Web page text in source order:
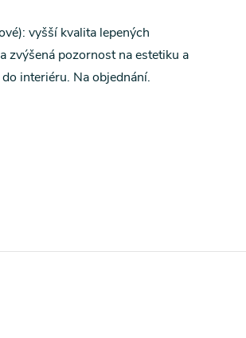
vyšší kvalita lepených
zvýšená pozornost na estetiku a
interiéru. Na objednání.